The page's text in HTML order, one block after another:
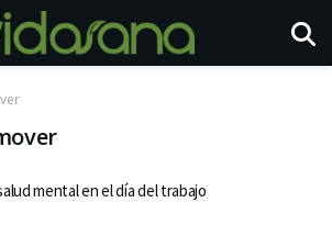
mental en el día del trabajo